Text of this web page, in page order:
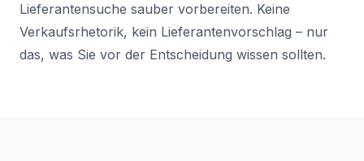
Lieferantensuche sauber vorbereiten. Keine
Verkaufsrhetorik, kein Lieferantenvorschlag – nur
das, was Sie vor der Entscheidung wissen sollten.